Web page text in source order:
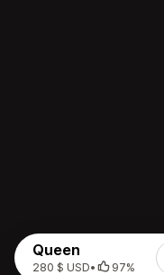
Queen
280 $ USD• 97%